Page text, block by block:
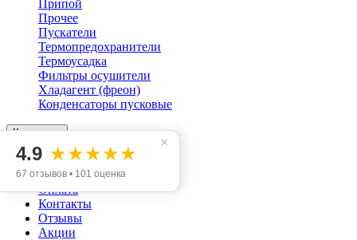
Припой
Прочее
Пускатели
Термопредохранители
Термоусадка
Фильтры осушители
Хладагент (фреон)
Конденсаторы пусковые
Категории
Инфо
Доставка
Оплата
Контакты
Отзывы
Акции
×
4.9 ★★★★★
67 отзывов • 101 оценка